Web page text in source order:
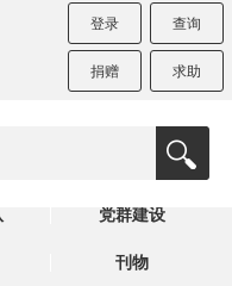
登录 查询
捐赠 求助
党群建设
刊物